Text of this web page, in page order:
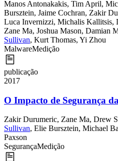
Manos Antonakakis, Tim April,
Bursztein, Jaime Cochran, Zakir
Luca Invernizzi, Michalis Kallitsis,
Zane Ma, Joshua Mason, Damian
Sullivan, Kurt Thomas, Yi Zhou
MalwareMedição
publicação
2017
O Impacto de Segurança
Zakir Durumeric, Zane Ma, Drew
Sullivan, Elie Bursztein, Michael
Paxson
SegurançaMedição